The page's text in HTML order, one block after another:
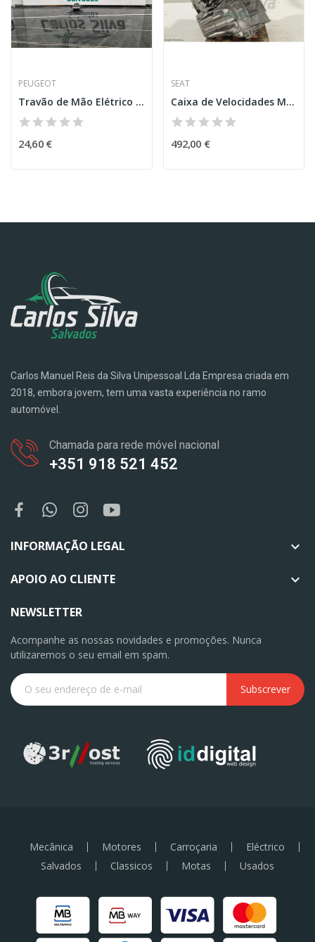
PEUGEOT
Travão de Mão Elétrico – PEUGEOT 308 SW II
24,60 €
SEAT
Caixa de Velocidades Manual – SEAT ATECA (KH7)
492,00 €
Carlos Manuel Reis da Silva Unipessoal Lda Empresa criada em
2018, embora jovem, tem uma vasta experiência no ramo
automóvel.
Chamada para rede móvel nacional
+351 918 521 452
INFORMAÇÃO LEGAL 
APOIO AO CLIENTE 
NEWSLETTER
Acompanhe as nossas novidades e promoções. Nunca
utilizaremos o seu email em spam.
Subscrever
Mecânica Motores Carroçaria
Eléctrico
Salvados
Classicos Motas Usados